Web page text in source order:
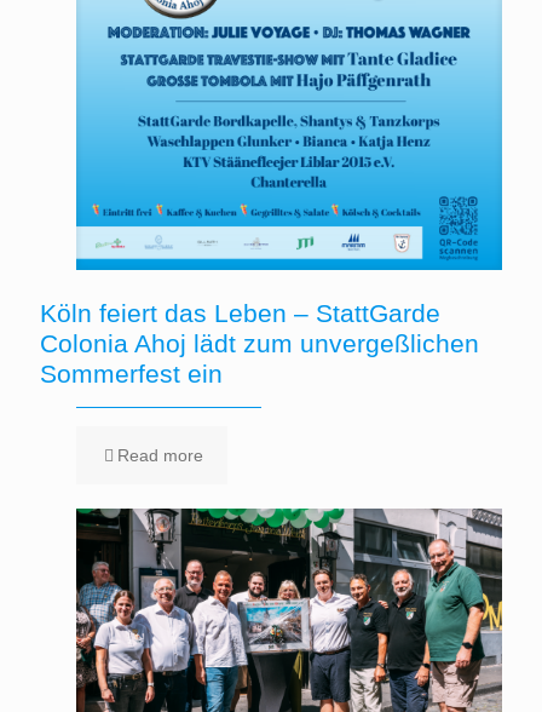
Köln feiert das Leben – StattGarde
Colonia Ahoj lädt zum unvergeßlichen
Sommerfest ein
Read more